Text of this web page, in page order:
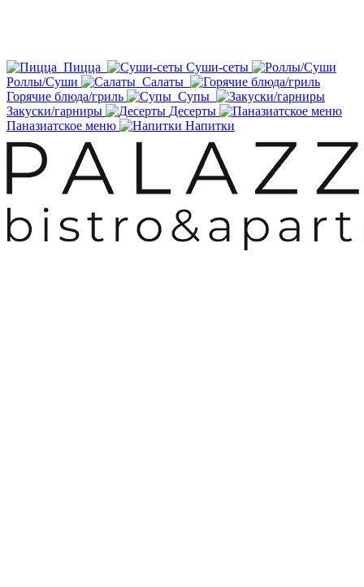
Пицца
Суши-сеты
Роллы/Суши
Салаты
Горячие блюда/гриль
Супы
Закуски/гарниры
Десерты
Паназиатское меню
Напитки